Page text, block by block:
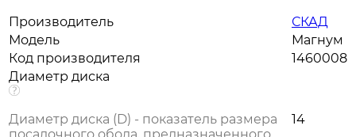
Производитель
СКАД
Модель
Магнум
Код производителя
1460008
Диаметр диска
Диаметр диска (D) - показатель размера
посадочного обода, предназначенного
14